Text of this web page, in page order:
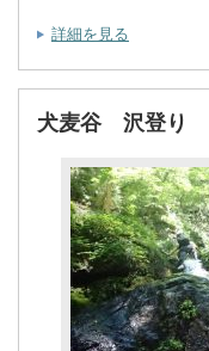
詳細を見る
犬麦谷 沢登り